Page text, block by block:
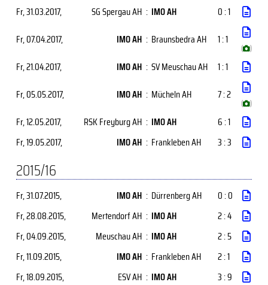
Fr, 31.03.2017, SG Spergau AH : IMO AH
0 : 1
Fr, 07.04.2017, IMO AH : Braunsbedra AH 1 : 1
( )
Fr, 21.04.2017, IMO AH : SV Meuschau AH
1 : 1
Fr, 05.05.2017, IMO AH : Mücheln AH 7 : 2
( )
Fr, 12.05.2017, RSK Freyburg AH : IMO AH
6 : 1
Fr, 19.05.2017, IMO AH : Frankleben AH 3 : 3
2015/16
Fr, 31.07.2015, IMO AH : Dürrenberg AH
0 : 0
Fr, 28.08.2015, Mertendorf AH : IMO AH
2 : 4
Fr, 04.09.2015, Meuschau AH : IMO AH
2 : 5
Fr, 11.09.2015, IMO AH : Frankleben AH
2 : 1
Fr, 18.09.2015, ESV AH : IMO AH
3 : 9